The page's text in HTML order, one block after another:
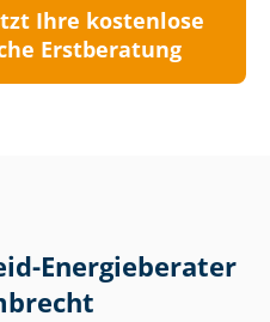
Ihre kostenlose
Erstberatung
Energieberater